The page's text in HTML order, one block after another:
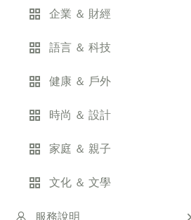
企業 ＆ 財經
語言 ＆ 科技
健康 ＆ 戶外
時尚 ＆ 設計
家庭 ＆ 親子
文化 ＆ 文學
服務說明